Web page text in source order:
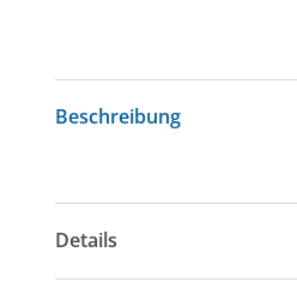
Beschreibung
Details